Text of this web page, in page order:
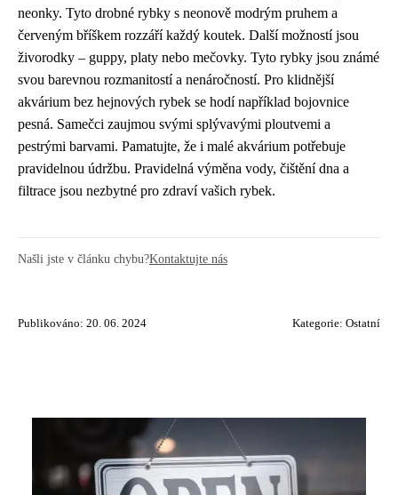
neonky. Tyto drobné rybky s neonově modrým pruhem a
červeným bříškem rozzáří každý koutek. Další možností jsou
živorodky – guppy, platy nebo mečovky. Tyto rybky jsou známé
svou barevnou rozmanitostí a nenáročností. Pro klidnější
akvárium bez hejnových rybek se hodí například bojovnice
pesná. Samečci zaujmou svými splývavými ploutvemi a
pestrými barvami. Pamatujte, že i malé akvárium potřebuje
pravidelnou údržbu. Pravidelná výměna vody, čištění dna a
filtrace jsou nezbytné pro zdraví vašich rybek.
Našli jste v článku chybu?Kontaktujte nás
Publikováno: 20. 06. 2024 Kategorie: Ostatní